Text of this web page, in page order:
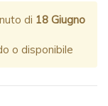
di 18 Giugno
o disponibile